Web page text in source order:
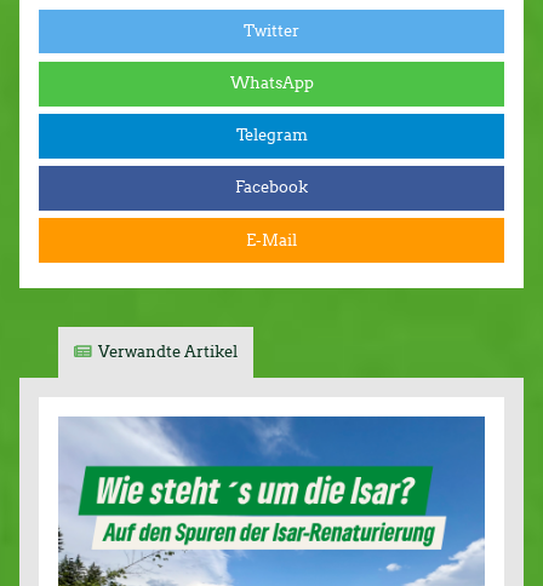
Twitter
WhatsApp
Telegram
Facebook
E-Mail
Verwandte Artikel